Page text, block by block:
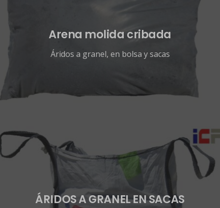
Arena molida cribada
Áridos a granel, en bolsa y sacas
ÁRIDOS A GRANEL EN SACAS